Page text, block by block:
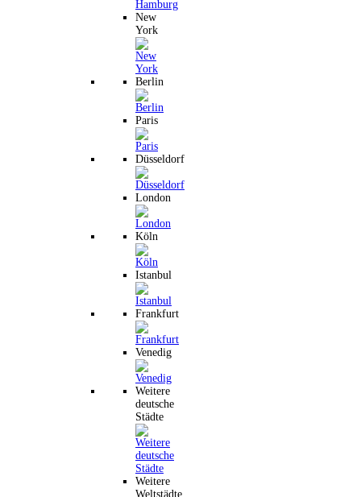
New
York
Berlin
Paris
Düsseldorf
London
Köln
Istanbul
Frankfurt
Venedig
Weitere
deutsche
Städte
Weitere
Weltstädte